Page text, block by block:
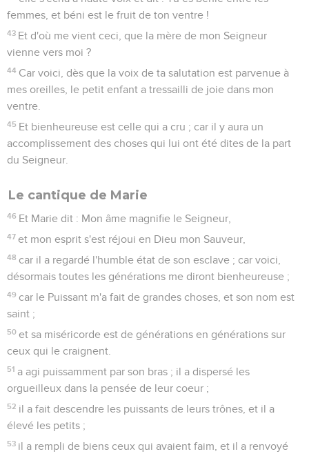
femmes, et béni est le fruit de ton ventre !
43 Et d'où me vient ceci, que la mère de mon Seigneur
vienne vers moi ?
44 Car voici, dès que la voix de ta salutation est parvenue à
mes oreilles, le petit enfant a tressailli de joie dans mon
ventre.
45 Et bienheureuse est celle qui a cru ; car il y aura un
accomplissement des choses qui lui ont été dites de la part
du Seigneur.
Le cantique de Marie
46 Et Marie dit : Mon âme magnifie le Seigneur,
47 et mon esprit s'est réjoui en Dieu mon Sauveur,
48 car il a regardé l'humble état de son esclave ; car voici,
désormais toutes les générations me diront bienheureuse ;
49 car le Puissant m'a fait de grandes choses, et son nom est
saint ;
50 et sa miséricorde est de générations en générations sur
ceux qui le craignent.
51 a agi puissamment par son bras ; il a dispersé les
orgueilleux dans la pensée de leur coeur ;
52 il a fait descendre les puissants de leurs trônes, et il a
élevé les petits ;
53 il a rempli de biens ceux qui avaient faim, et il a renvoyé